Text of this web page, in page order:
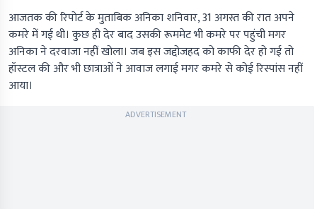
आजतक की रिपोर्ट के मुताबिक अनिका शनिवार, 31 अगस्त की रात अपने
कमरे में गई थी। कुछ ही देर बाद उसकी रूममेट भी कमरे पर पहुंची मगर
अनिका ने दरवाजा नहीं खोला। जब इस जद्दोजहद को काफी देर हो गई तो
हॉस्टल की और भी छात्राओं ने आवाज लगाई मगर कमरे से कोई रिस्पांस नहीं
आया।
ADVERTISEMENT